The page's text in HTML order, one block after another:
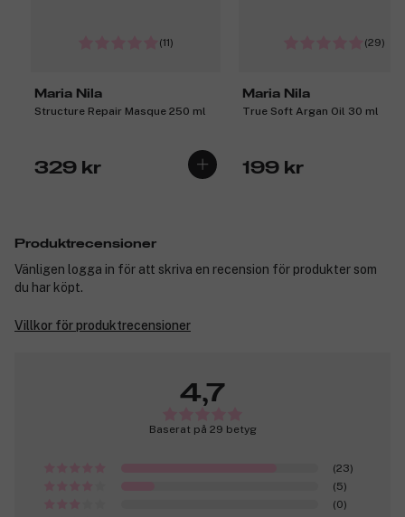
(11)
Maria Nila
Structure Repair Masque 250 ml
329 kr
(29)
Maria Nila
True Soft Argan Oil 30 ml
199 kr
Produktrecensioner
Vänligen logga in för att skriva en recension för produkter som
du har köpt.
Villkor för produktrecensioner
4,7
Baserat på 29 betyg
(23)
(5)
(0)